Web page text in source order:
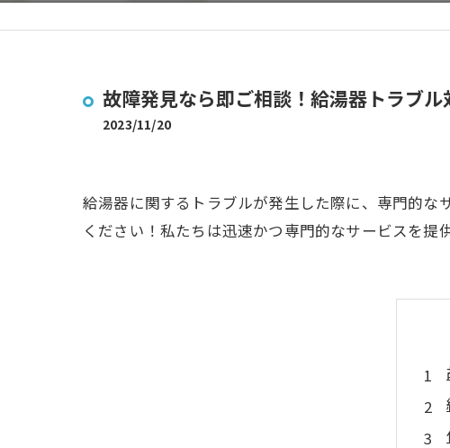
故障発見なら即ご相談！給湯器トラブ
2023/11/20
給湯器に関するトラブルが発生した際に、専門的な
ください！私たちは迅速かつ専門的なサービスを提